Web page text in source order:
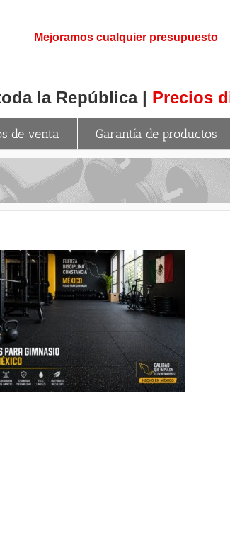
la República | Precios
Mejoramos cualquier presupuesto
de venta Garantía de productos